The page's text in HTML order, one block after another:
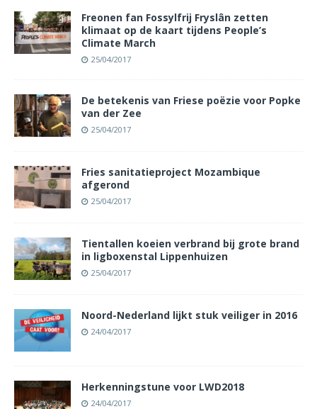
Freonen fan Fossylfrij Fryslân zetten
klimaat op de kaart tijdens People’s
Climate March
25/04/2017
De betekenis van Friese poëzie voor Popke
van der Zee
25/04/2017
Fries sanitatieproject Mozambique
afgerond
25/04/2017
Tientallen koeien verbrand bij grote brand
in ligboxenstal Lippenhuizen
25/04/2017
Noord-Nederland lijkt stuk veiliger in 2016
24/04/2017
Herkenningstune voor LWD2018
24/04/2017